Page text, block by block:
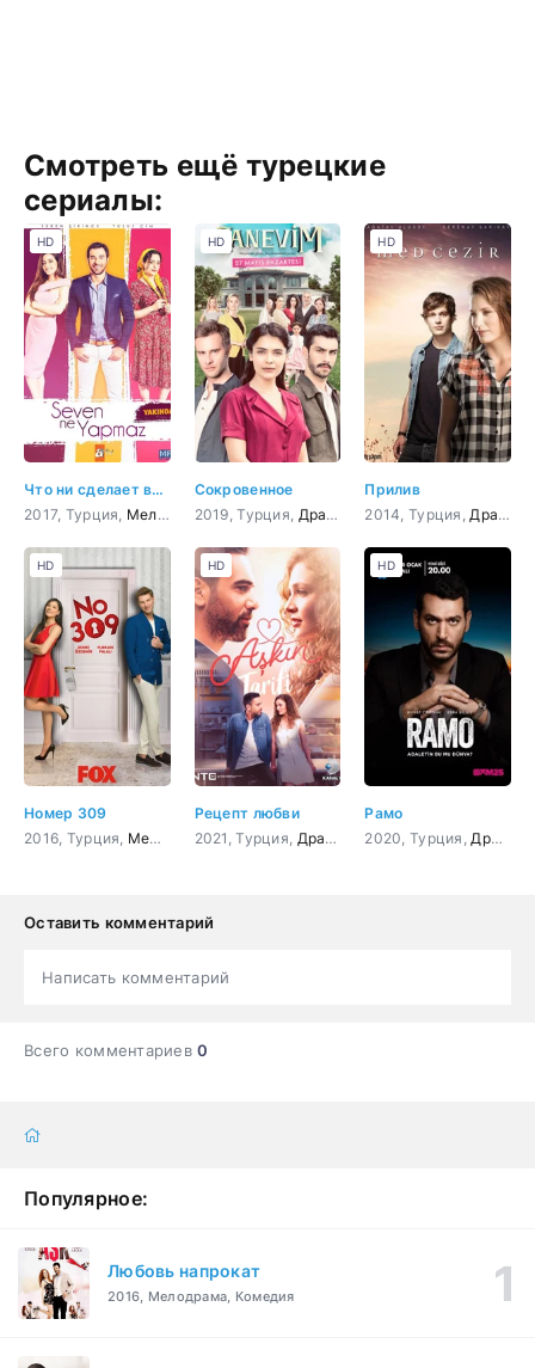
Смотреть ещё турецкие
сериалы:
Что ни сделает влюбленный
2017, Турция, Мелодрама ,Комедия
HD
Сокровенное
2019, Турция, Драма
HD
Прилив
2014, Турция, Драма
HD
Номер 309
2016, Турция, Мелодрама ,Комедия
HD
Рецепт любви
2021, Турция, Драма Мелодрама
HD
Рамо
2020, Турция, Драма
HD
Оставить комментарий
Написать комментарий
Всего комментариев0
Популярное:
Любовь напрокат
2016, Мелодрама, Комедия